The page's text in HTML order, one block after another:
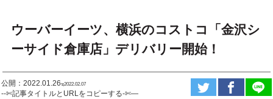
ウーバーイーツ、横浜のコストコ「金沢シ
ーサイド倉庫店」デリバリー開始！
公開：2022.01.26ಇ2022.02.07
--✄記事タイトルとURLをコピーする-✄—